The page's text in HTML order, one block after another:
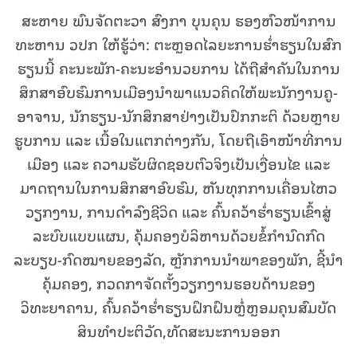
ສະຫາຍ ພົນຈັດຕະວາ ສົງກາ ບຸນຄຸນ ຮອງຫົວໜ້າການ
ທະຫານ ວປກ ໃຫ້ຮູ້ວ່າ: ຕະຫຼອດໄລຍະການຮໍ່າຮຽນໃນສົກ
ຮຽນນີ້ ຄະນະພັກ-ຄະນະອຳນວຍການ ໄດ້ຖືສຳຄັນໃນການ
ສຶກສາອົບຮົມການເມືອງນຳພາແນວຄິດໃຫ້ພະນັກງານຄູ-
ອາຈານ, ນັກຮຽນ-ນັກສຶກສາຢ່າງເປັນປົກກະຕິ ດ້ວຍຫຼາຍ
ຮູບການ ແລະ ເນື້ອໃນແຕກຕ່າງກັນ, ໂດຍຖືເອົາໜ້າທີ່ການ
ເມືອງ ແລະ ຄວາມຮັບຜິດຊອບຕົວຈິງເປັນເງື່ອນໄຂ ແລະ
ມາດຖານໃນການສຶກສາອົບຮົມ, ຫັນທຸກການເຄື່ອນໄຫວ
ວຽກງານ, ການດຳລົງຊີວິດ ແລະ ຄົ້ນຄວ້າຮ່ຳຮຽນເຂົ້າສູ່
ລະບົບແບບແຜນ, ຄຸ້ມຄອງບໍລິຫານດ້ວຍຂໍ້ກຳນົດກົດ
ລະບຽບ-ກົດໝາຍຂອງລັດ, ຫຼັກການນໍາພາຂອງພັກ, ຊີ້ນຳ
ຄຸ້ມຄອງ, ກວດກາຈັດຕັ້ງວຽກງານຮອບດ້ານຂອງ
ວິທະຍາຄານ, ຄົ້ນຄວ້າຮໍ່າຮຽນຝຶກຝົນຫຼໍ່ຫຼອມຄຸນສົມບັດ
ສິນທໍາປະຕິວັດ,ທັດສະນະການອອກ